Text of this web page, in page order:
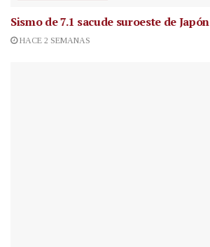
Sismo de 7.1 sacude suroeste de Japón
HACE 2 SEMANAS